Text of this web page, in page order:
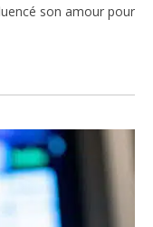
son amour pour